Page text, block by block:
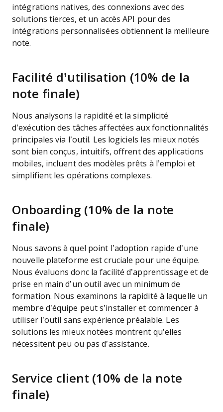
intégrations natives, des connexions avec des
solutions tierces, et un accès API pour des
intégrations personnalisées obtiennent la meilleure
note.
Facilité d’utilisation (10% de la
note finale)
Nous analysons la rapidité et la simplicité
d’exécution des tâches affectées aux fonctionnalités
principales via l’outil. Les logiciels les mieux notés
sont bien conçus, intuitifs, offrent des applications
mobiles, incluent des modèles prêts à l’emploi et
simplifient les opérations complexes.
Onboarding (10% de la note
finale)
Nous savons à quel point l’adoption rapide d’une
nouvelle plateforme est cruciale pour une équipe.
Nous évaluons donc la facilité d’apprentissage et de
prise en main d’un outil avec un minimum de
formation. Nous examinons la rapidité à laquelle un
membre d’équipe peut s’installer et commencer à
utiliser l’outil sans expérience préalable. Les
solutions les mieux notées montrent qu’elles
nécessitent peu ou pas d’assistance.
Service client (10% de la note
finale)